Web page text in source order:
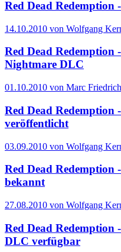
Red Dead Redemption
14.10.2010 von Wolfgang
Red Dead Redemption
Nightmare DLC
01.10.2010 von Marc
Red Dead Redemption
veröffentlicht
03.09.2010 von Wolfgang
Red Dead Redemption
bekannt
27.08.2010 von Wolfgang
Red Dead
DLC verfügbar